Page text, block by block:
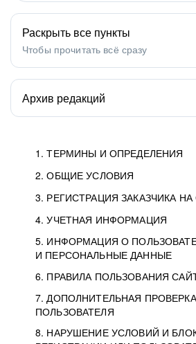
1. ТЕРМИНЫ И ОПРЕДЕЛЕНИЯ
2. ОБЩИЕ УСЛОВИЯ
3. РЕГИСТРАЦИЯ ЗАКАЗЧИКА
4. УЧЕТНАЯ ИНФОРМАЦИЯ
5. ИНФОРМАЦИЯ О
И ПЕРСОНАЛЬНЫЕ ДАННЫЕ
6. ПРАВИЛА ПОЛЬЗОВАНИЯ
7. ДОПОЛНИТЕЛЬНАЯ
ПОЛЬЗОВАТЕЛЯ
8. НАРУШЕНИЕ УСЛОВИЙ И
Раскрыть все пункты
Чтобы прочитать всё сразу
Архив редакций